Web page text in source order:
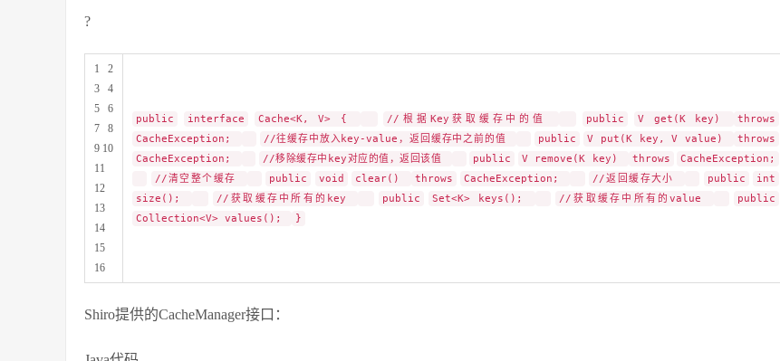
?
1 2
3 4
5 6
7 8
9 10
11
12
13
14
15
16
public interface Cache<K, V> { //根据Key获取缓存中的值 public V get(K key)
throws
CacheException;
//往缓存中放入key-value，返回缓存中之前的值 public V put(K key, V value)
throws
CacheException;
//移除缓存中key对应的值，返回该值 public V remove(K key) throws
CacheException;
//清空整个缓存
public void clear() throws CacheException; //返回缓存大小 public
int
size();
//获取缓存中所有的key public Set<K> keys(); //获取缓存中所有的value
public
Collection<V> values();
}
Shiro提供的CacheManager接口：